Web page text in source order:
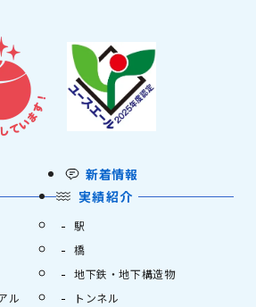
新着情報
ル
実績紹介
駅
橋
地下鉄・地下構造物
トンネル